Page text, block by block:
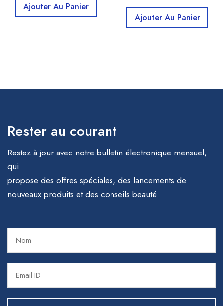
Ajouter Au Panier
Ajouter Au Panier
Rester au courant
Restez à jour avec notre bulletin électronique mensuel,
qui
propose des offres spéciales, des lancements de
nouveaux produits et des conseils beauté.